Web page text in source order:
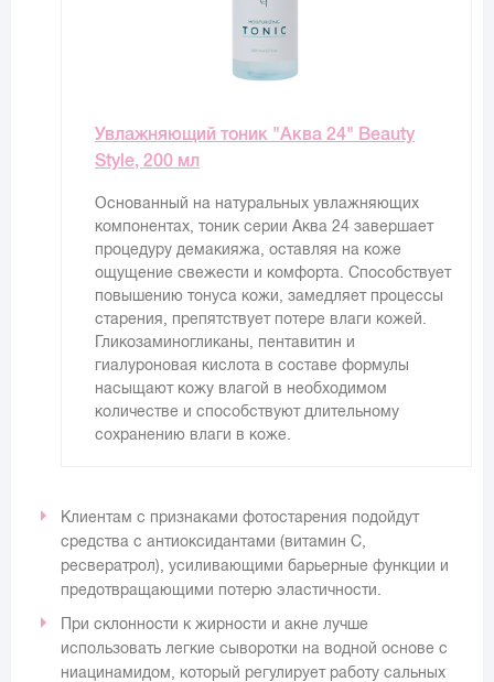
Увлажняющий тоник "Аква 24" Beauty
Style, 200 мл
Основанный на натуральных увлажняющих
компонентах, тоник серии Аква 24 завершает
процедуру демакияжа, оставляя на коже
ощущение свежести и комфорта. Способствует
повышению тонуса кожи, замедляет процессы
старения, препятствует потере влаги кожей.
Гликозаминогликаны, пентавитин и
гиалуроновая кислота в составе формулы
насыщают кожу влагой в необходимом
количестве и способствуют длительному
сохранению влаги в коже.
Клиентам с признаками фотостарения подойдут
средства с антиоксидантами (витамин C,
ресвератрол), усиливающими барьерные функции и
предотвращающими потерю эластичности.
При склонности к жирности и акне лучше
использовать легкие сыворотки на водной основе с
ниацинамидом, который регулирует работу сальных